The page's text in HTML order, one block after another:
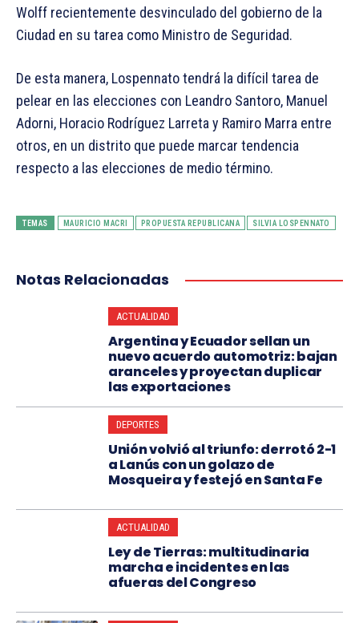
Wolff recientemente desvinculado del gobierno de la
Ciudad en su tarea como Ministro de Seguridad.
De esta manera, Lospennato tendrá la difícil tarea de
pelear en las elecciones con Leandro Santoro, Manuel
Adorni, Horacio Rodríguez Larreta y Ramiro Marra entre
otros, en un distrito que puede marcar tendencia
respecto a las elecciones de medio término.
TEMAS MAURICIO MACRI PROPUESTA REPUBLICANA SILVIA LOSPENNATO
Notas Relacionadas
ACTUALIDAD
Argentina y Ecuador sellan un
nuevo acuerdo automotriz: bajan
aranceles y proyectan duplicar
las exportaciones
DEPORTES
Unión volvió al triunfo: derrotó 2-1
a Lanús con un golazo de
Mosqueira y festejó en Santa Fe
ACTUALIDAD
Ley de Tierras: multitudinaria
marcha e incidentes en las
afueras del Congreso